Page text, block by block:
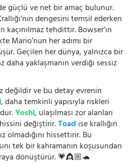
güçlü ve net bir amaç bulunur.
dengesini temsil ederken
kaçınılmaz tehdittir. Bowser’ın
Mario’nun her adımı bir
Geçilen her dünya, yalnızca bir
daha yaklaşmanın verdiği sessiz
değildir ve bu detay evrenin
, daha temkinli yapısıyla riskleri
Yoshi, ulaşılması zor alanları
değiştirir.Toad ise krallığın
olmadığını hissettirir. Bu
tek bir kahramanın koşusundan
dönüştürür. 💗👸🏼🐢